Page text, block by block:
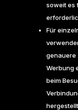
soweit es
Für
genauere
Werbung
beim